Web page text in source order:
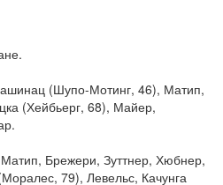
(Шупо-Мотинг, 46), Матип,
(Хейбьерг, 68), Майер,
Брежери, Зуттнер, Хюбнер,
79), Левельс, Качунга